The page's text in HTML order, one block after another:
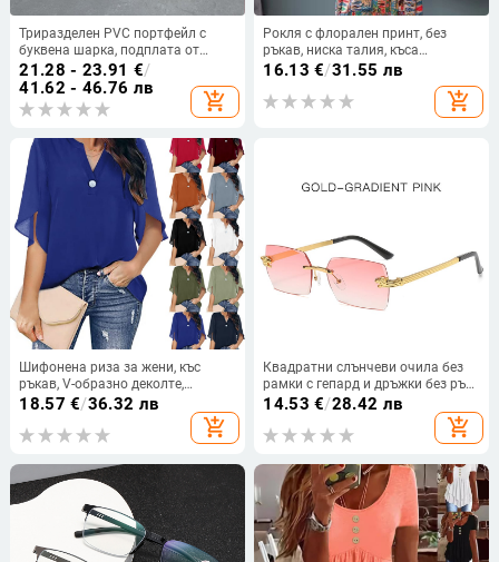
Триразделен PVC портфейл с
буквена шарка, подплата от
синтетична кожа,
износоустойчив, против кражба,
за съхранение на карти, Зима
2025
21.28 - 23.91 €/
41.62 - 46.76 лв
add_shopping_cart
Рокля с флорален принт, без
ръкав, ниска талия, къса
дължина, смес памук-полиестер
16.13 €/31.55 лв
add_shopping_cart
Шифонена риза за жени, къс
ръкав, V-образно деколте,
моноцветна, закопчаване с едно
копче, свободен силует, средна
дължина
18.57 €/36.32 лв
add_shopping_cart
Квадратни слънчеви очила без
рамки с гепард и дръжки без ръб,
дамски ретро метални слънчеви
очила на едро, модерни мъжки
очила от цял ​​свят
14.53 €/28.42 лв
add_shopping_cart